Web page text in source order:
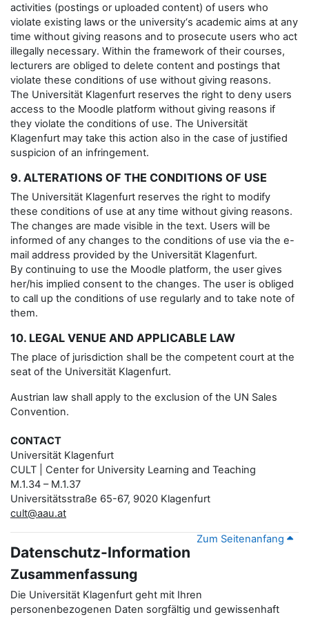
activities (postings or uploaded content) of users who
violate existing laws or the university‘s academic aims at any
time without giving reasons and to prosecute users who act
illegally necessary. Within the framework of their courses,
lecturers are obliged to delete content and postings that
violate these conditions of use without giving reasons.
The Universität Klagenfurt reserves the right to deny users
access to the Moodle platform without giving reasons if
they violate the conditions of use. The Universität
Klagenfurt may take this action also in the case of justified
suspicion of an infringement.
9. ALTERATIONS OF THE CONDITIONS OF USE
The Universität Klagenfurt reserves the right to modify
these conditions of use at any time without giving reasons.
The changes are made visible in the text. Users will be
informed of any changes to the conditions of use via the e-
mail address provided by the Universität Klagenfurt.
By continuing to use the Moodle platform, the user gives
her/his implied consent to the changes. The user is obliged
to call up the conditions of use regularly and to take note of
them.
10. LEGAL VENUE AND APPLICABLE LAW
The place of jurisdiction shall be the competent court at the
seat of the Universität Klagenfurt.
Austrian law shall apply to the exclusion of the UN Sales
Convention.
CONTACT
Universität Klagenfurt
CULT | Center for University Learning and Teaching
M.1.34 – M.1.37
Universitätsstraße 65-67, 9020 Klagenfurt
cult@aau.at
Zum Seitenanfang
Datenschutz-Information
Zusammenfassung
Die Universität Klagenfurt geht mit Ihren
personenbezogenen Daten sorgfältig und gewissenhaft